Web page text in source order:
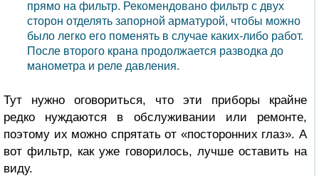
прямо на фильтр. Рекомендовано фильтр с двух
сторон отделять запорной арматурой, чтобы можно
было легко его поменять в случае каких-либо работ.
После второго крана продолжается разводка до
манометра и реле давления.
Тут нужно оговориться, что эти приборы крайне
редко нуждаются в обслуживании или ремонте,
поэтому их можно спрятать от «посторонних глаз». А
вот фильтр, как уже говорилось, лучше оставить на
виду.